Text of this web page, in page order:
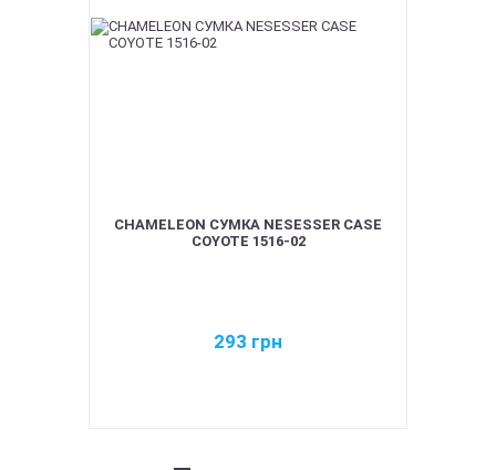
CHAMELEON СУМКА NESESSER CASE
COYOTE 1516-02
293 грн